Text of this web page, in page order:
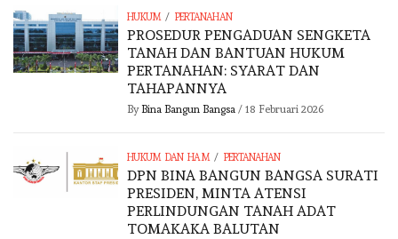
HUKUM / PERTANAHAN
PROSEDUR PENGADUAN SENGKETA
TANAH DAN BANTUAN HUKUM
PERTANAHAN: SYARAT DAN
TAHAPANNYA
By Bina Bangun Bangsa/ 18 Februari 2026
HUKUM DAN HAM / PERTANAHAN
DPN BINA BANGUN BANGSA SURATI
PRESIDEN, MINTA ATENSI
PERLINDUNGAN TANAH ADAT
TOMAKAKA BALUTAN